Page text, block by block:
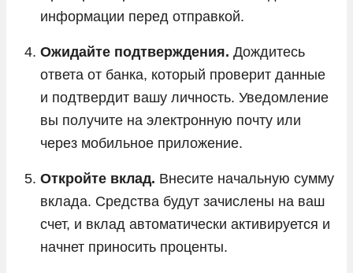
информации перед отправкой.
Ожидайте подтверждения. Дождитесь
ответа от банка, который проверит данные
и подтвердит вашу личность. Уведомление
вы получите на электронную почту или
через мобильное приложение.
Откройте вклад. Внесите начальную сумму
вклада. Средства будут зачислены на ваш
счет, и вклад автоматически активируется и
начнет приносить проценты.